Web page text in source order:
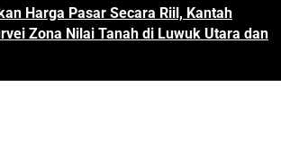
Harga Pasar Secara Riil, Kantah
Zona Nilai Tanah di Luwuk Utara dan